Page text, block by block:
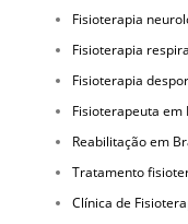
Fisioterapia
Fisioterapia
Fisioterapia
Fisioterapeuta em
Reabilitação em
Tratamento
Clínica de